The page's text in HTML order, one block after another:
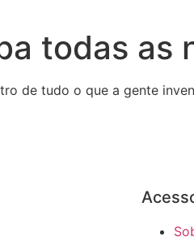
todas as
de tudo o que a gente